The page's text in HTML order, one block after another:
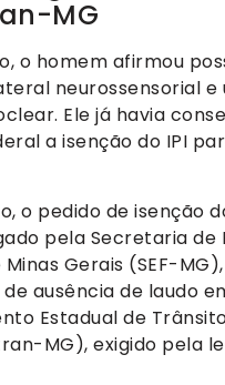
MG
o homem afirmou
neurossensorial e
Ele já havia
a isenção do IPI
o pedido de isenção
pela Secretaria de
Gerais (SEF-
ausência de laudo
Estadual de
MG), exigido pela